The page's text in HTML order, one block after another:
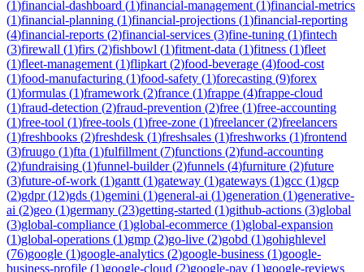
(1)financial-dashboard (1)financial-management (1)financial-metrics
(1)financial-planning (1)financial-projections (1)financial-reporting
(4)financial-reports (2)financial-services (3)fine-tuning (1)fintech
(3)firewall (1)firs (2)fishbowl (1)fitment-data (1)fitness (1)fleet
(1)fleet-management (1)flipkart (2)food-beverage (4)food-cost
(1)food-manufacturing (1)food-safety (1)forecasting (9)forex
(1)formulas (1)framework (2)france (1)frappe (4)frappe-cloud
(1)fraud-detection (2)fraud-prevention (2)free (1)free-accounting
(1)free-tool (1)free-tools (1)free-zone (1)freelancer(2)freelancers
(1)freshbooks (2)freshdesk (1)freshsales (1)freshworks (1)frontend
(3)fruugo (1)fta (1)fulfillment (7)functions (2)fund-accounting
(2)fundraising (1)funnel-builder(2)funnels (4)furniture (2)future
(3)future-of-work (1)gantt (1)gateway (1)gateways (1)gcc (1)gcp
(2)gdpr(12)gds (1)gemini (1)general-ai (1)generation (1)generative-
ai (2)geo (1)germany (23)getting-started (1)github-actions (3)global
(3)global-compliance (1)global-ecommerce (1)global-expansion
(1)global-operations (1)gmp (2)go-live (2)gobd (1)gohighlevel
(76)google (1)google-analytics (2)google-business (1)google-
business-profile (1)google-cloud (2)google-pay (1)google-reviews